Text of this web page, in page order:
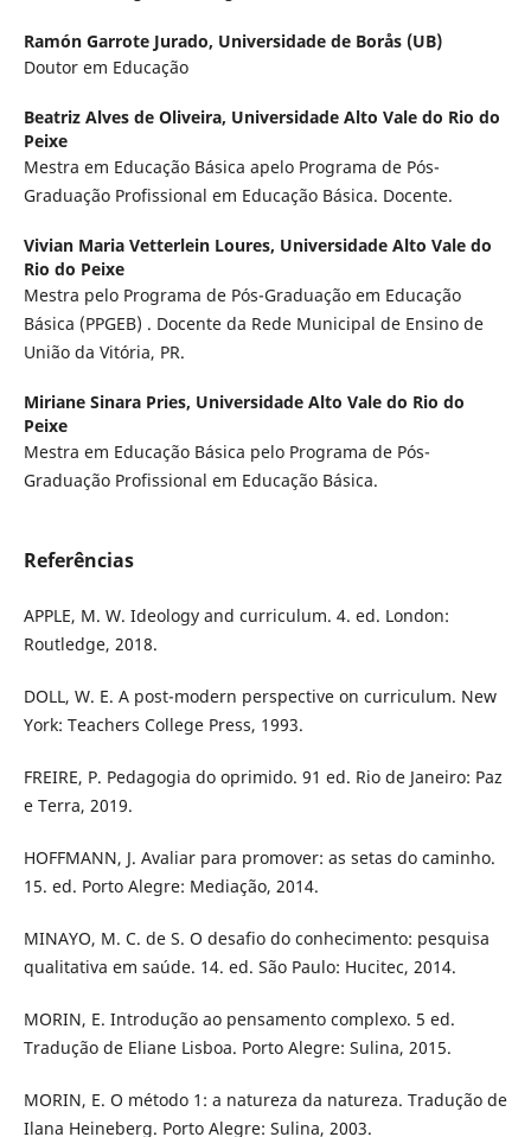
Ramón Garrote Jurado, Universidade de Borås (UB)
Doutor em Educação
Beatriz Alves de Oliveira, Universidade Alto Vale do Rio do
Peixe
Mestra em Educação Básica apelo Programa de Pós-
Graduação Profissional em Educação Básica. Docente.
Vivian Maria Vetterlein Loures, Universidade Alto Vale do
Rio do Peixe
Mestra pelo Programa de Pós-Graduação em Educação
Básica (PPGEB) . Docente da Rede Municipal de Ensino de
União da Vitória, PR.
Miriane Sinara Pries, Universidade Alto Vale do Rio do
Peixe
Mestra em Educação Básica pelo Programa de Pós-
Graduação Profissional em Educação Básica.
Referências
APPLE, M. W. Ideology and curriculum. 4. ed. London:
Routledge, 2018.
DOLL, W. E. A post-modern perspective on curriculum. New
York: Teachers College Press, 1993.
FREIRE, P. Pedagogia do oprimido. 91 ed. Rio de Janeiro: Paz
e Terra, 2019.
HOFFMANN, J. Avaliar para promover: as setas do caminho.
15. ed. Porto Alegre: Mediação, 2014.
MINAYO, M. C. de S. O desafio do conhecimento: pesquisa
qualitativa em saúde. 14. ed. São Paulo: Hucitec, 2014.
MORIN, E. Introdução ao pensamento complexo. 5 ed.
Tradução de Eliane Lisboa. Porto Alegre: Sulina, 2015.
MORIN, E. O método 1: a natureza da natureza. Tradução de
Ilana Heineberg. Porto Alegre: Sulina, 2003.